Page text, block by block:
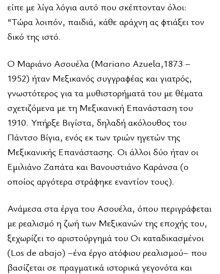
είπε με λίγα λόγια αυτό που σκέπτονταν όλοι:
“Τώρα λοιπόν, παιδιά, κάθε αράχνη ας φτιάξει τον
δικό της ιστό.
Ο Μαριάνο Ασουέλα (Mariano Azuela,1873 –
1952) ήταν Μεξικανός συγγραφέας και γιατρός,
γνωστότερος για τα μυθιστορήματά του με θέματα
σχετιζόμενα με τη Μεξικανική Επανάσταση του
1910. Υπήρξε Βιγίστα, δηλαδή ακόλουθος του
Πάντσο Βίγια, ενός εκ των τριών ηγετών της
Μεξικανικής Επανάστασης. Οι άλλοι δύο ήταν οι
Εμιλιάνο Ζαπάτα και Βανουστιάνο Καράνσα (ο
οποίος αργότερα στράφηκε εναντίον τους).
Ανάμεσα στα έργα του Ασουέλα, όπου περιγράφεται
με ρεαλισμό η ζωή των Μεξικανών της εποχής του,
ξεχωρίζει το αριστούργημά του Οι καταδικασμένοι
(Los de abajo) –ένα έργο ατόφιου ρεαλισμού– που
βασίζεται σε πραγματικά ιστορικά γεγονότα και